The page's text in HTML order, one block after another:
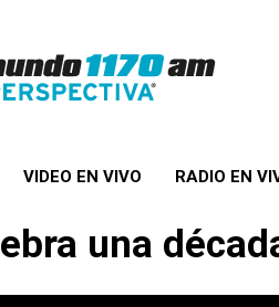
VIDEO EN VIVO RADIO EN
una